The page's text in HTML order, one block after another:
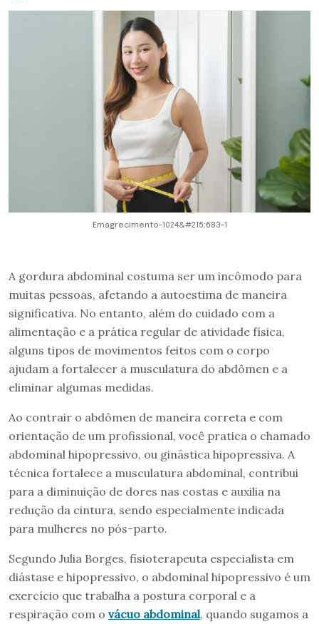
Emagrecimento-1024&#215;683-1
A gordura abdominal costuma ser um incômodo para
muitas pessoas, afetando a autoestima de maneira
significativa. No entanto, além do cuidado com a
alimentação e a prática regular de atividade física,
alguns tipos de movimentos feitos com o corpo
ajudam a fortalecer a musculatura do abdômen e a
eliminar algumas medidas.
Ao contrair o abdômen de maneira correta e com
orientação de um profissional, você pratica o chamado
abdominal hipopressivo, ou ginástica hipopressiva. A
técnica fortalece a musculatura abdominal, contribui
para a diminuição de dores nas costas e auxilia na
redução da cintura, sendo especialmente indicada
para mulheres no pós-parto.
Segundo Julia Borges, fisioterapeuta especialista em
diástase e hipopressivo, o abdominal hipopressivo é um
exercício que trabalha a postura corporal e a
respiração com o vácuo abdominal, quando sugamos a